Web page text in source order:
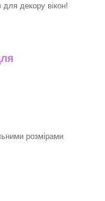
для декору вікон!​
розмірами